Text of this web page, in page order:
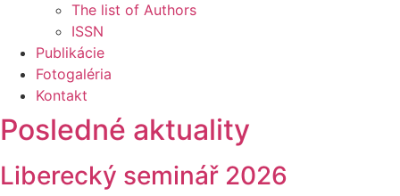
The list of Authors
ISSN
Publikácie
Fotogaléria
Kontakt
Posledné aktuality
Liberecký seminář 2026